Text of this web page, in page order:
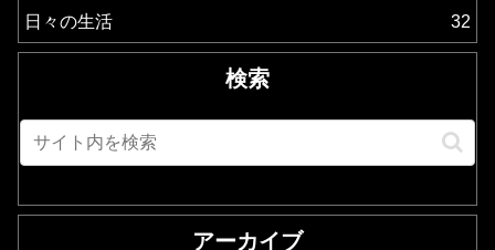
日々の生活
32
検索
アーカイブ